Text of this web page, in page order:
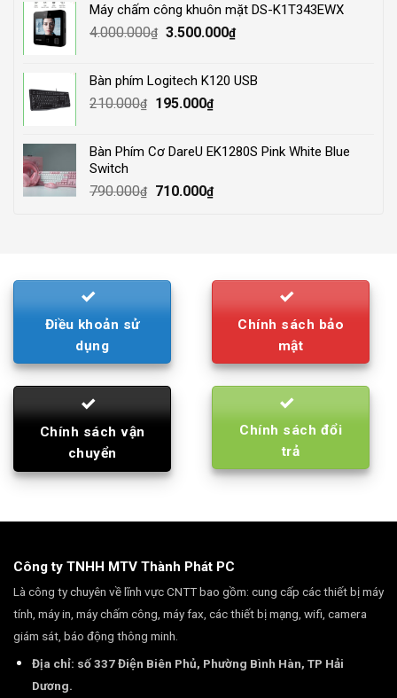
3.500.000₫.2.800.000₫.
Máy chấm công khuôn mặt DS-K1T343EWX
4.000.000₫ Original
4.000.000₫.
3.500.000₫Current
3.500.000₫.
Bàn phím Logitech K120 USB
210.000₫
Original
210.000₫.
195.000₫Current
195.000₫.
Bàn Phím Cơ DareU EK1280S Pink White Blue
Switch
790.000₫
Original
710.000₫Current
Điều khoản sử
dụng
Chính sách bảo
mật
Chính sách vận
chuyển
Chính sách đổi
trả
Công ty TNHH MTV Thành Phát PC
Là công ty chuyên về lĩnh vực CNTT bao gồm: cung cấp các thiết bị máy
tính, máy in, máy chấm công, máy fax, các thiết bị mạng, wifi, camera
giám sát, báo động thông minh.
Địa chỉ: số 337 Điện Biên Phủ, Phường Bình Hàn, TP Hải
Dương.